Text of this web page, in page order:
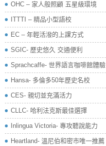
OHC – 家人般照顧 五星級環境
ITTTI – 精品小型語校
EC – 年輕活潑的上課方式
SGIC- 歷史悠久 交通便利
Sprachcaffe- 世界語言咖啡館體驗
Hansa- 多倫多50年歷史名校
CES- 親切並充滿活力
CLLC- 哈利法克斯最佳選擇
Inlingua Victoria‏- 專攻聽說能力
Heartland- 溫尼伯和密市唯一推薦